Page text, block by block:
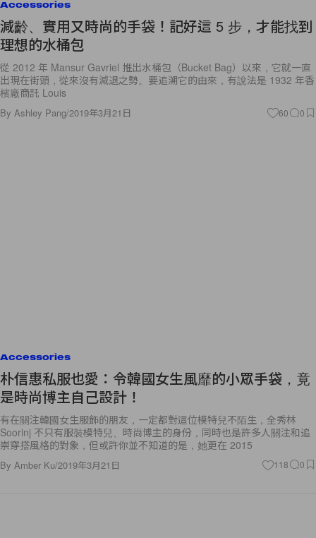
Accessories
減齡、實用又時尚的手袋！記好這 5 步，才能找到
理想的水桶包
從 2012 年 Mansur Gavriel 推出水桶包（Bucket Bag）以來，它就一直
出現在街頭，從來沒有減退之勢。要追溯它的由來，有說法是 1932 年香
檳廠商託 Louis
By Ashley Pang/2019年3月21日 60 0
Accessories
朴信惠私服也愛：令韓國女生風靡的小眾手袋，竟
是時尚博主自己設計！
有在關注韓國女生服飾的朋友，一定都對這位模特兒不陌生，全秀林
Soorinj 不只有服裝模特兒、時尚博主的身份，同時也是許多人關注和追
崇穿搭風格的對象，但或許你並不知道的是，她更在 2015
By Amber Ku/2019年3月21日 118 0